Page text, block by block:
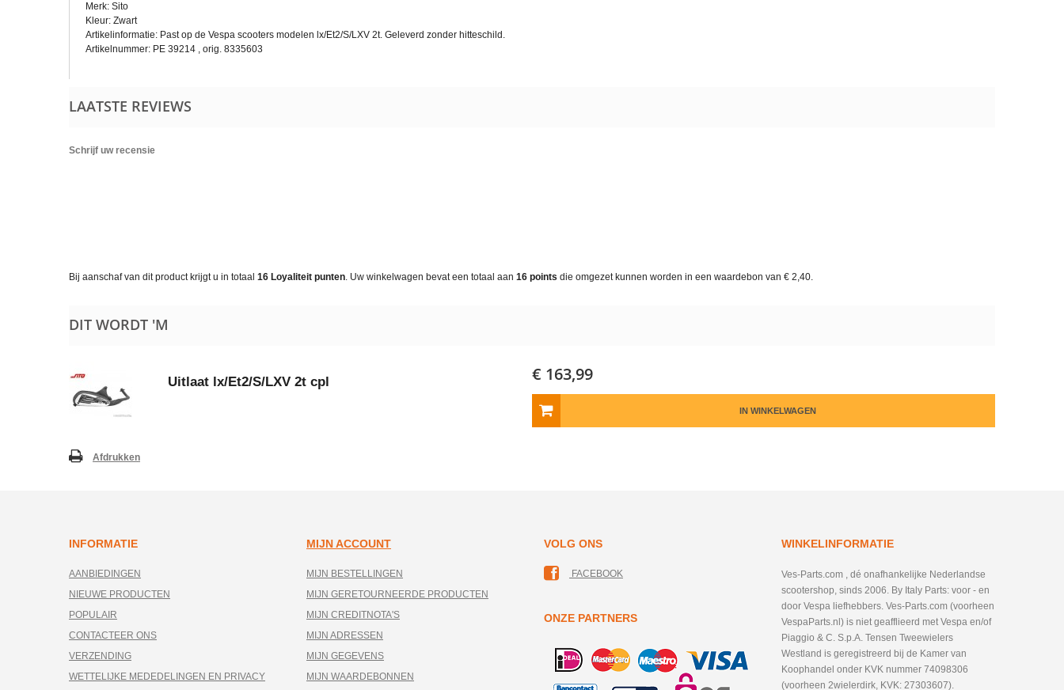
Merk: Sito
Kleur: Zwart
Artikelinformatie: Past op de Vespa scooters modelen lx/Et2/S/LXV 2t. Geleverd zonder hitteschild.
Artikelnummer: PE 39214 , orig. 8335603
LAATSTE REVIEWS
Schrijf uw recensie
Bij aanschaf van dit product krijgt u in totaal 16 Loyaliteit punten. Uw winkelwagen bevat een totaal aan 16 points die omgezet kunnen worden in een waardebon van € 2,40.
DIT WORDT 'M
Uitlaat lx/Et2/S/LXV 2t cpl € 163,99
IN WINKELWAGEN
Afdrukken
INFORMATIE
AANBIEDINGEN
NIEUWE PRODUCTEN
POPULAIR
CONTACTEER ONS
VERZENDING
WETTELIJKE MEDEDELINGEN EN PRIVACY
MIJN ACCOUNT
MIJN BESTELLINGEN
MIJN GERETOURNEERDE PRODUCTEN
MIJN CREDITNOTA'S
MIJN ADRESSEN
MIJN GEGEVENS
MIJN WAARDEBONNEN
VOLG ONS
FACEBOOK
ONZE PARTNERS
WINKELINFORMATIE
Ves-Parts.com , dé onafhankelijke Nederlandse
scootershop, sinds 2006. By Italy Parts: voor - en
door Vespa liefhebbers. Ves-Parts.com (voorheen
VespaParts.nl) is niet geafflieerd met Vespa en/of
Piaggio & C. S.p.A. Tensen Tweewielers
Westland is geregistreerd bij de Kamer van
Koophandel onder KVK nummer 74098306
(voorheen 2wielerdirk, KVK: 27303607).